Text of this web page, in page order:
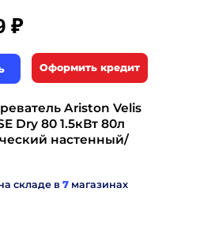
₽
Оформить кредит
Ariston Velis
Dry 80 1.5кВт 80л
настенный/
складе в 7 магазинах